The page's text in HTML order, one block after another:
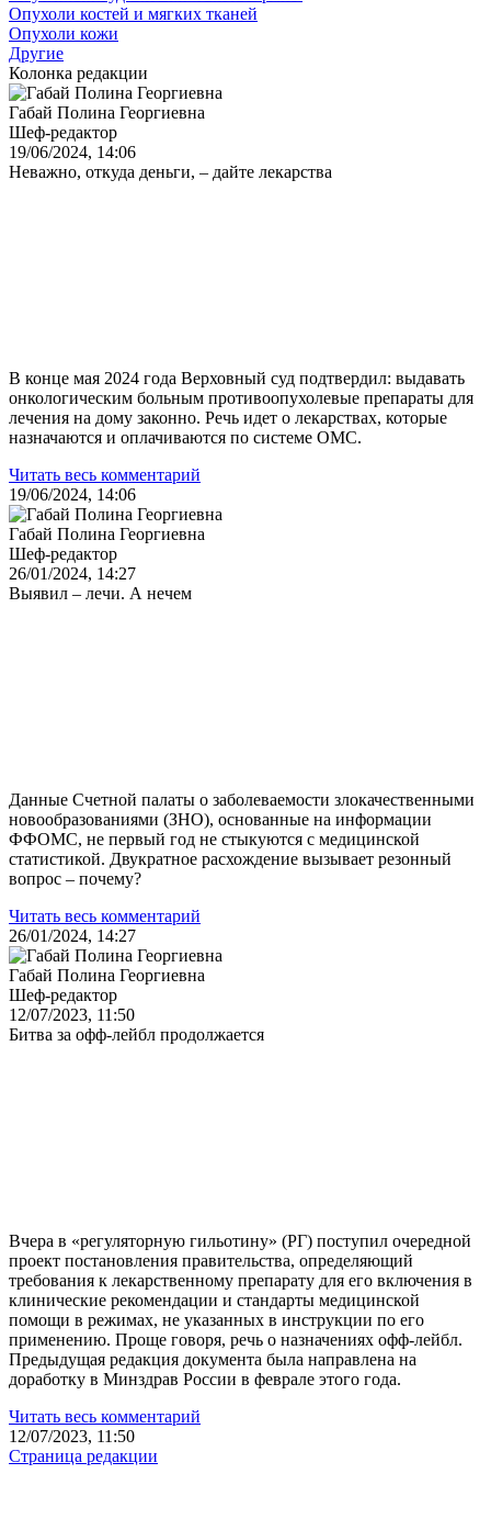
Опухоли костей и мягких тканей
Опухоли кожи
Другие
Колонка редакции
Габай Полина Георгиевна
Шеф-редактор
19/06/2024, 14:06
Неважно, откуда деньги, – дайте лекарства
В конце мая 2024 года Верховный суд подтвердил: выдавать
онкологическим больным противоопухолевые препараты для
лечения на дому законно. Речь идет о лекарствах, которые
назначаются и оплачиваются по системе ОМС.
Читать весь комментарий
19/06/2024, 14:06
Габай Полина Георгиевна
Шеф-редактор
26/01/2024, 14:27
Выявил – лечи. А нечем
Данные Счетной палаты о заболеваемости злокачественными
новообразованиями (ЗНО), основанные на информации
ФФОМС, не первый год не стыкуются с медицинской
статистикой. Двукратное расхождение вызывает резонный
вопрос – почему?
Читать весь комментарий
26/01/2024, 14:27
Габай Полина Георгиевна
Шеф-редактор
12/07/2023, 11:50
Битва за офф-лейбл продолжается
Вчера в «регуляторную гильотину» (РГ) поступил очередной
проект постановления правительства, определяющий
требования к лекарственному препарату для его включения в
клинические рекомендации и стандарты медицинской
помощи в режимах, не указанных в инструкции по его
применению. Проще говоря, речь о назначениях офф-лейбл.
Предыдущая редакция документа была направлена на
доработку в Минздрав России в феврале этого года.
Читать весь комментарий
12/07/2023, 11:50
Страница редакции